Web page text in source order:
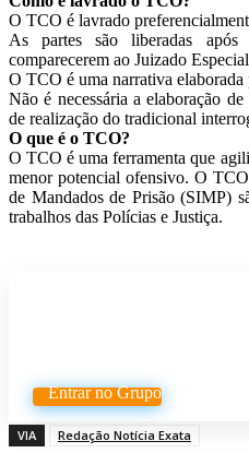
O TCO é lavrado
As partes são liberadas após
comparecerem ao Juizado
O TCO é uma narrativa
Não é necessária a elaboração
de realização do tradicional
O que é o TCO?
O TCO é uma ferramenta que
menor potencial ofensivo. O
de Mandados de Prisão (SIMP)
trabalhos das Polícias e Justiça.
Entrar no Grupo
VIA Redação Notícia Exata